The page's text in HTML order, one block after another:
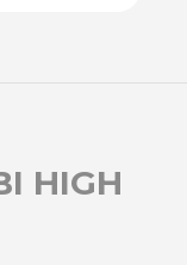
HIGH